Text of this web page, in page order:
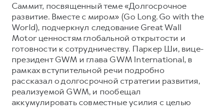
DARGO
от 3 199 000 ₽ от 3 499 000 ₽
Тест-драйв
Трейд-ин
КРЕДИТ И СТРАХОВАНИЕ
Кредитный калькулятор
Страхование
Кредит
СЕРВИСНОЕ ОБСЛУЖИВАНИЕ
Нулевое ТО
Программа «Помощь на дороге»
Регламенты технического обслуживания
Электронный ПТС
ПОДДЕРЖКА
О дилере
Наша команда
Контакты
Саммит, посвященный теме «Долгосрочное
развитие. Вместе с миром» (Go Long. Go with the
World), подчеркнул следование Great Wall
Motor ценностям глобальной открытости и
готовности к сотрудничеству. Паркер Ши, вице-
президент GWM и глава GWM International, в
рамках вступительной речи подробно
рассказал о долгосрочной стратегии развития,
реализуемой GWM, и пообещал
аккумулировать совместные усилия с целью